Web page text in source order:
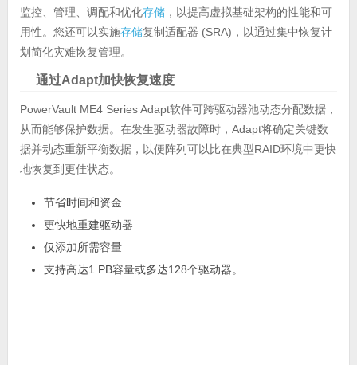
监控、管理、调配和优化存储，以提高虚拟基础架构的性能和可
用性。您还可以实施存储复制适配器 (SRA)，以通过集中恢复计
划简化灾难恢复管理。
通过Adapt加快恢复速度
PowerVault ME4 Series Adapt软件可跨驱动器池动态分配数据，
从而能够保护数据。在发生驱动器故障时，Adapt将确定关键数
据并动态重新平衡数据，以便阵列可以比在典型RAID环境中更快
地恢复到更佳状态。
节省时间和资金
更快地重建驱动器
仅添加所需容量
支持高达1 PB容量或多达128个驱动器。